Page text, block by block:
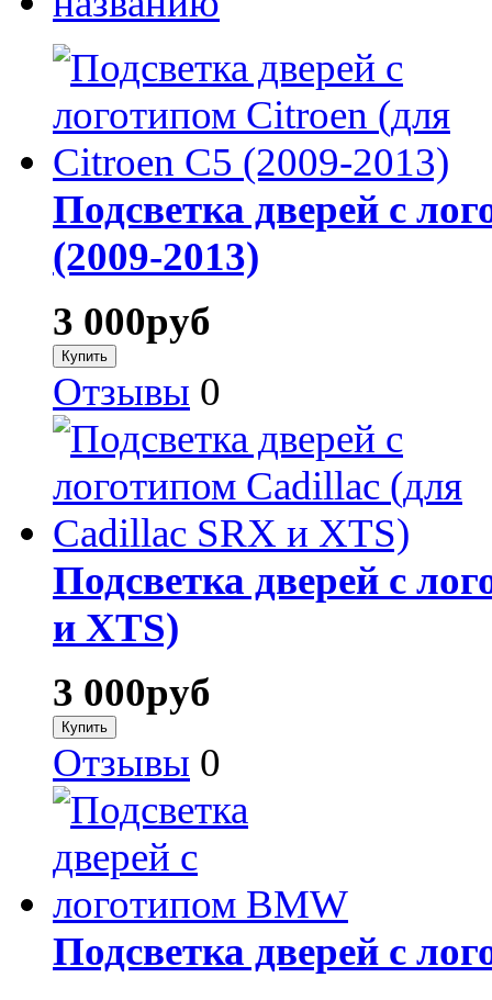
Подсветка дверей с
(2009-2013)
3 000руб
Отзывы 0
Подсветка дверей с
и XTS)
3 000руб
Отзывы 0
Подсветка дверей с